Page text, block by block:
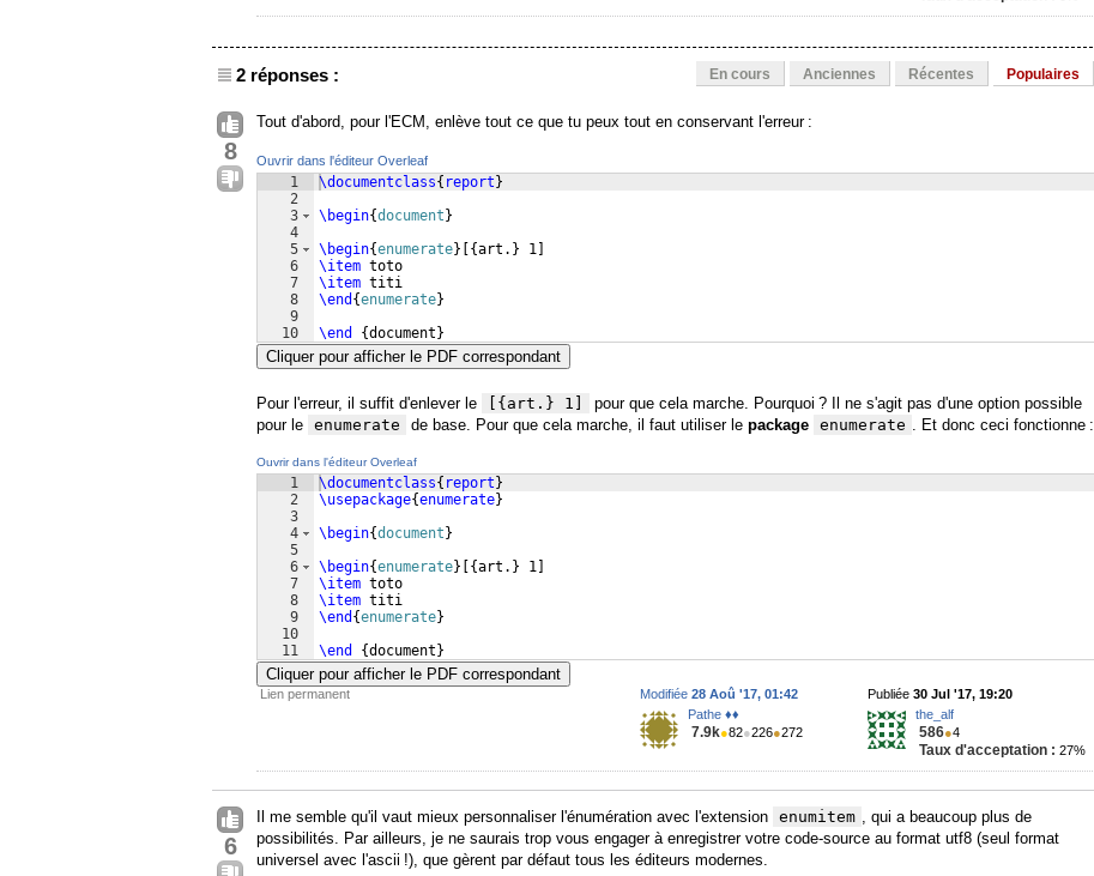
2 réponses : En cours Anciennes Récentes Populaires
8
Tout d'abord, pour l'ECM, enlève tout ce que tu peux tout en conservant l'erreur :
Ouvrir dans l'éditeur Overleaf
1
2
3
4
5
6
7
8
9
10
\documentclass{ report }
\begin{document }
\begin{enumerate} [{art. } 1
\item toto
\item titi
\end {enumerate}
\end
{document }
Cliquer pour afficher le PDF correspondant
Pour l'erreur, il suffit d'enlever le [{art.} 1]
pour que cela marche. Pourquoi ? Il ne s'agit pas d'une option possible
pour le enumerate de base. Pour que cela marche, il faut utiliser le package enumerate . Et donc ceci fonctionne :
Ouvrir dans l'éditeur Overleaf
1
2
3
4
5
6
7
8
9
10
11
\documentclass{ report }
\usepackage{enumerate}
\begin{document }
\begin{enumerate} [{art. } 1
\item toto
\item titi
\end {enumerate}
\end
{document }
Cliquer pour afficher le PDF correspondant
Lien permanent Publiée 30 Jul '17, 19:20
the_alf
586●4
Taux d'acceptation : 27%
Modifiée 28 Aoû '17, 01:42
Pathe ♦♦
7.9k●82●226●272
6
Il me semble qu'il vaut mieux personnaliser l'énumération avec l'extension enumitem , qui a beaucoup plus de
possibilités. Par ailleurs, je ne saurais trop vous engager à enregistrer votre code-source au format utf8 (seul format
universel avec l'ascii !), que gèrent par défaut tous les éditeurs modernes.